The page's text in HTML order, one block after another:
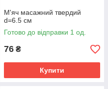
М'яч масажний твердий
d=6.5 см
Готово до відправки 1 од.
76 ₴
Купити